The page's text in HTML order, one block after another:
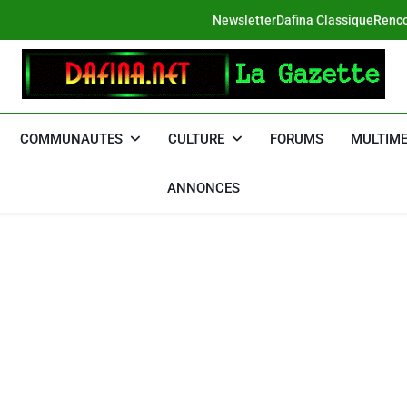
NewsletterDafina Classique
DAFINA
COMMUNAUTES CULTURE FORUMS
ANNONCES